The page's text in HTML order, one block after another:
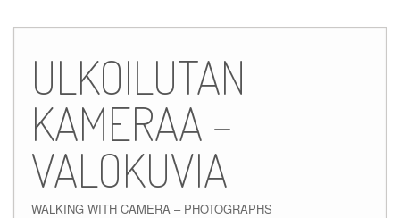
content
ULKOILUTAN
KAMERAA –
VALOKUVIA
WALKING WITH CAMERA – PHOTOGRAPHS